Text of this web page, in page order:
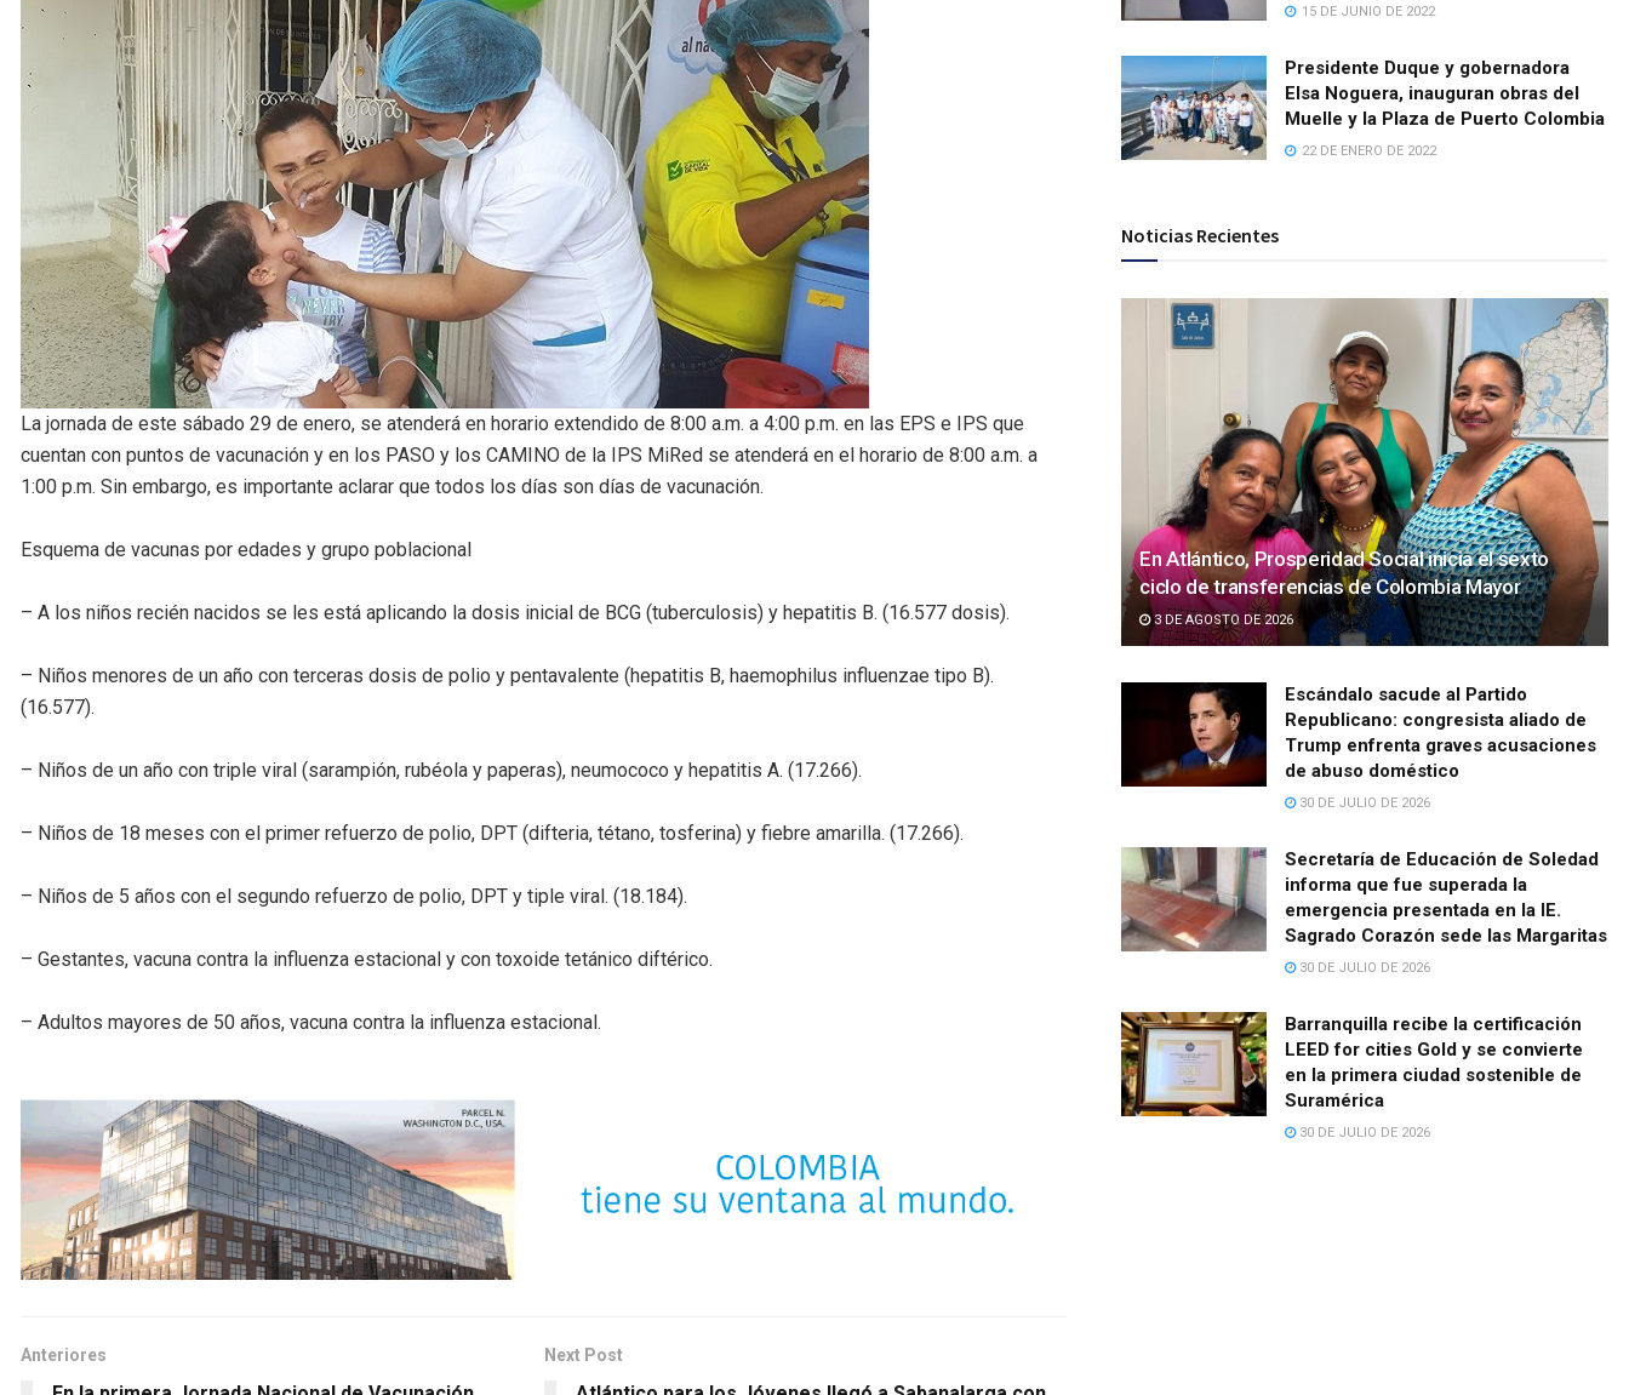
La jornada de este sábado 29 de enero, se atenderá en horario extendido de 8:00 a.m. a 4:00 p.m. en las EPS e IPS que
cuentan con puntos de vacunación y en los PASO y los CAMINO de la IPS MiRed se atenderá en el horario de 8:00 a.m. a
1:00 p.m. Sin embargo, es importante aclarar que todos los días son días de vacunación.
Esquema de vacunas por edades y grupo poblacional
– A los niños recién nacidos se les está aplicando la dosis inicial de BCG (tuberculosis) y hepatitis B. (16.577 dosis).
– Niños menores de un año con terceras dosis de polio y pentavalente (hepatitis B, haemophilus influenzae tipo B).
(16.577).
– Niños de un año con triple viral (sarampión, rubéola y paperas), neumococo y hepatitis A. (17.266).
– Niños de 18 meses con el primer refuerzo de polio, DPT (difteria, tétano, tosferina) y fiebre amarilla. (17.266).
– Niños de 5 años con el segundo refuerzo de polio, DPT y tiple viral. (18.184).
– Gestantes, vacuna contra la influenza estacional y con toxoide tetánico diftérico.
– Adultos mayores de 50 años, vacuna contra la influenza estacional.
Anteriores Next Post
15 DE JUNIO DE 2022
Presidente Duque y gobernadora
Elsa Noguera, inauguran obras del
Muelle y la Plaza de Puerto Colombia
22 DE ENERO DE 2022
Noticias Recientes
En Atlántico, Prosperidad Social inicia el sexto
ciclo de transferencias de Colombia Mayor
3 DE AGOSTO DE 2026
Escándalo sacude al Partido
Republicano: congresista aliado de
Trump enfrenta graves acusaciones
de abuso doméstico
30 DE JULIO DE 2026
Secretaría de Educación de Soledad
informa que fue superada la
emergencia presentada en la IE.
Sagrado Corazón sede las Margaritas
30 DE JULIO DE 2026
Barranquilla recibe la certificación
LEED for cities Gold y se convierte
en la primera ciudad sostenible de
Suramérica
30 DE JULIO DE 2026